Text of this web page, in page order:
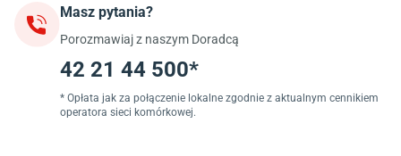
Jadalnia
Stoły do jadalni
Krzesła do jadalni
Dywany szare
Lampy w stylu loftowym
Lampy wiszące do jadalni
Masz pytania?
Porozmawiaj z naszym Doradcą
42 21 44 500*
* Opłata jak za połączenie lokalne zgodnie z aktualnym cennikiem
operatora sieci komórkowej.